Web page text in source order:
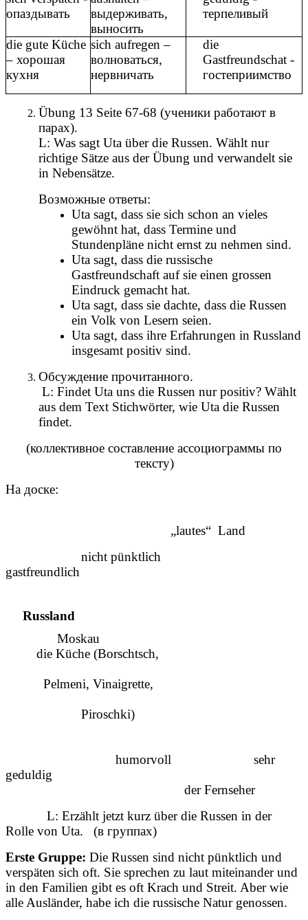
опаздывать
выдерживать,
выносить
терпеливый
die gute Küche
– хорошая
кухня
sich aufregen –
волноваться,
нервничать
die
Gastfreundschat -
гостеприимство
Übung 13 Seite 67-68 (ученики работают в
парах).
L: Was sagt Uta über die Russen. Wählt nur
richtige Sätze aus der Übung und verwandelt sie
in Nebensätze.
Возможные ответы:
Uta sagt, dass sie sich schon an vieles
gewöhnt hat, dass Termine und
Stundenpläne nicht ernst zu nehmen sind.
Uta sagt, dass die russische
Gastfreundschaft auf sie einen grossen
Eindruck gemacht hat.
Uta sagt, dass sie dachte, dass die Russen
ein Volk von Lesern seien.
Uta sagt, dass ihre Erfahrungen in Russland
insgesamt positiv sind.
Обсуждение прочитанного.
L: Findet Uta uns die Russen nur positiv? Wählt
aus dem Text Stichwörter, wie Uta die Russen
findet.
(коллективное составление ассоциограммы по
тексту)
На доске:
„lautes“ Land
nicht pünktlich
gastfreundlich
Russland
Moskau
die Küche (Borschtsch,
Pelmeni, Vinaigrette,
Piroschki)
humorvoll sehr
geduldig
der Fernseher
L: Erzählt jetzt kurz über die Russen in der
Rolle von Uta. (в группах)
Erste Gruppe: Die Russen sind nicht pünktlich und
verspäten sich oft. Sie sprechen zu laut miteinander und
in den Familien gibt es oft Krach und Streit. Aber wie
alle Ausländer, habe ich die russische Natur genossen.